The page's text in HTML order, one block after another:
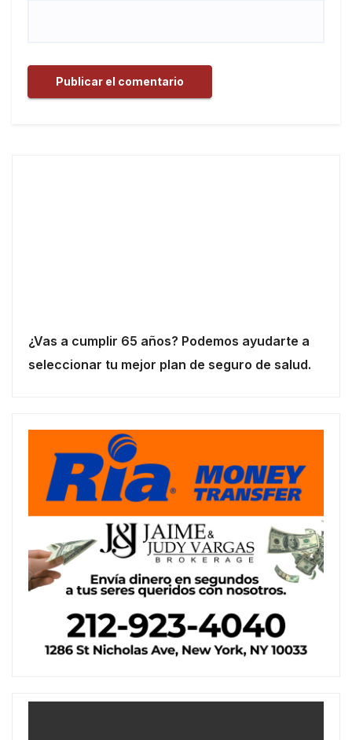
¿Vas a cumplir 65 años? Podemos ayudarte a
seleccionar tu mejor plan de seguro de salud.